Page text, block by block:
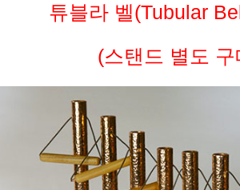
튜블라 벨(Tubular
(스탠드 별도 구